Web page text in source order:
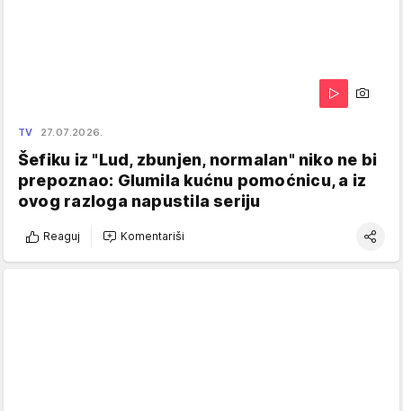
TV 27.07.2026.
Šefiku iz "Lud, zbunjen, normalan" niko ne bi
prepoznao: Glumila kućnu pomoćnicu, a iz
ovog razloga napustila seriju
Reaguj Komentariši